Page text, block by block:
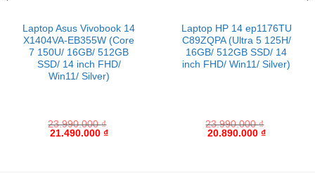
Laptop Asus Vivobook 14
X1404VA-EB355W (Core
7 150U/ 16GB/ 512GB
SSD/ 14 inch FHD/
Win11/ Silver)
23.990.000₫
21.490.000 ₫
Laptop HP 14 ep1176TU
C89ZQPA (Ultra 5 125H/
16GB/ 512GB SSD/ 14
inch FHD/ Win11/ Silver)
23.990.000₫
20.890.000 ₫